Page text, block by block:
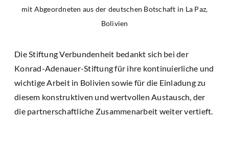
mit Abgeordneten aus der deutschen Botschaft in La Paz,
Bolivien
Die Stiftung Verbundenheit bedankt sich bei der
Konrad-Adenauer-Stiftung für ihre kontinuierliche und
wichtige Arbeit in Bolivien sowie für die Einladung zu
diesem konstruktiven und wertvollen Austausch, der
die partnerschaftliche Zusammenarbeit weiter vertieft.